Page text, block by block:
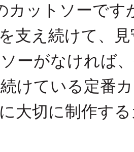
カットソーで
支え続けて、
ーがなければ
けている定番
大切に制作す